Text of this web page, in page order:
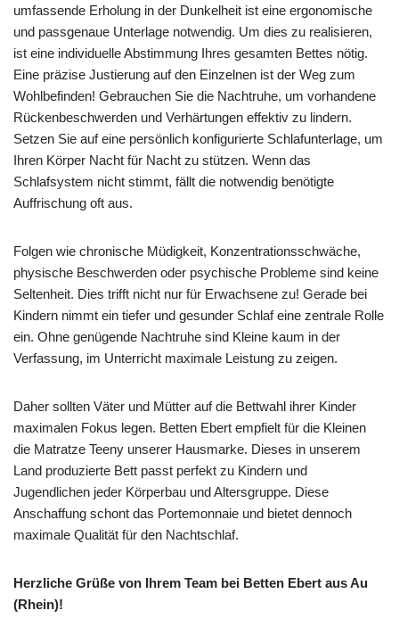
umfassende Erholung in der Dunkelheit ist eine ergonomische
und passgenaue Unterlage notwendig. Um dies zu realisieren,
ist eine individuelle Abstimmung Ihres gesamten Bettes nötig.
Eine präzise Justierung auf den Einzelnen ist der Weg zum
Wohlbefinden! Gebrauchen Sie die Nachtruhe, um vorhandene
Rückenbeschwerden und Verhärtungen effektiv zu lindern.
Setzen Sie auf eine persönlich konfigurierte Schlafunterlage, um
Ihren Körper Nacht für Nacht zu stützen. Wenn das
Schlafsystem nicht stimmt, fällt die notwendig benötigte
Auffrischung oft aus.
Folgen wie chronische Müdigkeit, Konzentrationsschwäche,
physische Beschwerden oder psychische Probleme sind keine
Seltenheit. Dies trifft nicht nur für Erwachsene zu! Gerade bei
Kindern nimmt ein tiefer und gesunder Schlaf eine zentrale Rolle
ein. Ohne genügende Nachtruhe sind Kleine kaum in der
Verfassung, im Unterricht maximale Leistung zu zeigen.
Daher sollten Väter und Mütter auf die Bettwahl ihrer Kinder
maximalen Fokus legen. Betten Ebert empfielt für die Kleinen
die Matratze Teeny unserer Hausmarke. Dieses in unserem
Land produzierte Bett passt perfekt zu Kindern und
Jugendlichen jeder Körperbau und Altersgruppe. Diese
Anschaffung schont das Portemonnaie und bietet dennoch
maximale Qualität für den Nachtschlaf.
Herzliche Grüße von Ihrem Team bei Betten Ebert aus Au
(Rhein)!